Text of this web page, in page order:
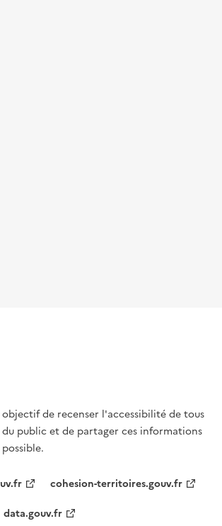
de recenser l'accessibilité de tous
du public et de partager ces informations
cohesion-territoires.gouv.fr
data.gouv.fr